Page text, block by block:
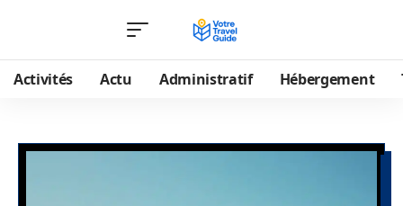
Activités Actu Administratif Hébergement